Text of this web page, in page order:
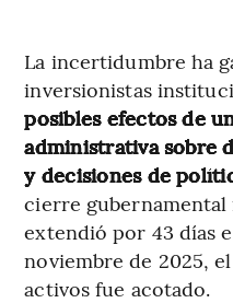
La incertidumbre ha
inversionistas
posibles efectos de
administrativa sobre
y decisiones de
cierre gubernamental
extendió por 43 días
noviembre de 2025,
activos fue acotado.